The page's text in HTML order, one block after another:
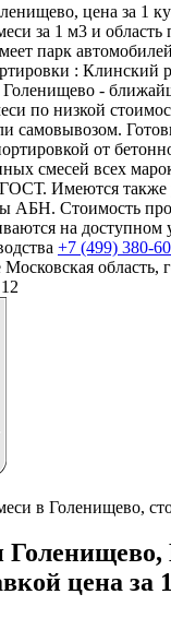
цена за 1
за 1 м3 и область
парк
: Клинский
Голенищево -
по низкой
самовывозом.
от
смесей всех
ГОСТ. Имеются также
АБН. Стоимость
на доступном
+7 (499) 380-
область,
в Голенищево,
цена за